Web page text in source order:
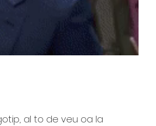
al to de veu oa la